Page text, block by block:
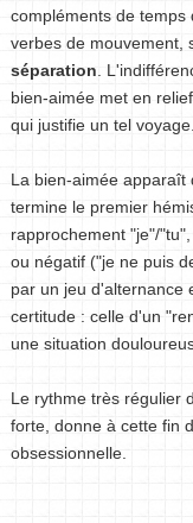
compléments de
verbes de mouvement,
séparation.
bien-aimée met en
qui justifie un tel voyage.
La bien-aimée apparaît
termine le premier
rapprochement "je"/
ou négatif ("je ne puis
par un jeu d'alternance
certitude : celle d'un
une situation
Le rythme très régulier
forte, donne à cette fin
obsessionnelle.